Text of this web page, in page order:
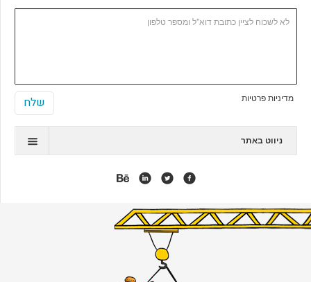
מדיניות פרטיות
ניווט באתר
אנימציה